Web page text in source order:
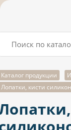
Каталог продукции
Лопатки, кисти